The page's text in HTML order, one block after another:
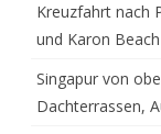
Kreuzfahrt nach
und Karon Beach
Singapur von
Dachterrassen,